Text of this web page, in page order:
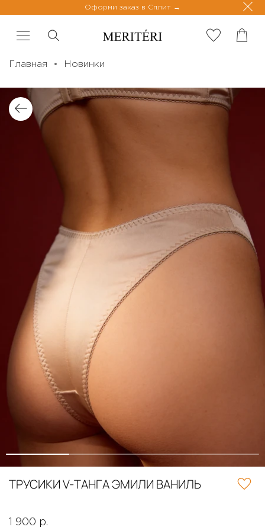
Оформи заказ в Сплит
Главная Новинки
ТРУСИКИ V-ТАНГА ЭМИЛИ ВАНИЛЬ
1 900 р.